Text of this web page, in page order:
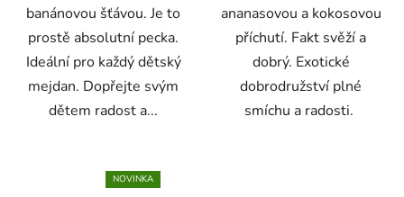
banánovou šťávou. Je to
prostě absolutní pecka.
Ideální pro každý dětský
mejdan. Dopřejte svým
dětem radost a...
ananasovou a kokosovou
příchutí. Fakt svěží a
dobrý. Exotické
dobrodružství plné
smíchu a radosti.
NOVINKA